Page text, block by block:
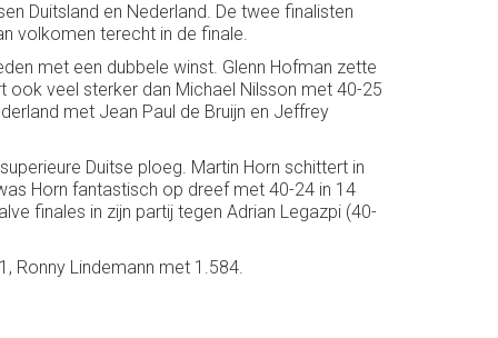
Duitsland en Nederland. De twee finalisten
volkomen terecht in de finale.
met een dubbele winst. Glenn Hofman zette
ook veel sterker dan Michael Nilsson met 40-25
met Jean Paul de Bruijn en Jeffrey
Duitse ploeg. Martin Horn schittert in
Horn fantastisch op dreef met 40-24 in 14
finales in zijn partij tegen Adrian Legazpi (40-
Ronny Lindemann met 1.584.